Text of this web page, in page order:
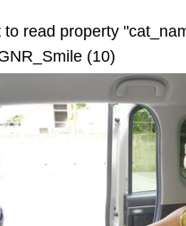
to read property
(10)